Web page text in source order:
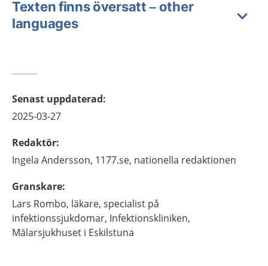
Texten finns översatt – other
languages
Senast uppdaterad:
2025-03-27
Redaktör:
Ingela Andersson, 1177.se, nationella redaktionen
Granskare:
Lars Rombo, läkare, specialist på
infektionssjukdomar, Infektionskliniken,
Mälarsjukhuset i Eskilstuna